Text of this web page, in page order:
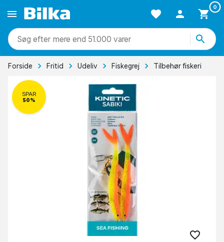
0
mere end 51.000 varer
Forside Fritid Udeliv Fiskegrej Tilbehør fiskeri
SPAR
50%